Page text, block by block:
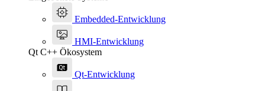
Embedded-Entwicklung
HMI-Entwicklung
Qt C++ Ökosystem
Qt-Entwicklung